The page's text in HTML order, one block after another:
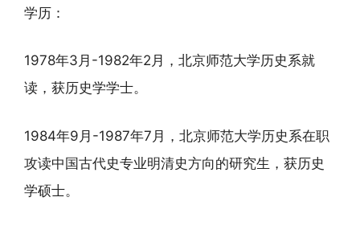
学历：
1978年3月-1982年2月，北京师范大学历史系就
读，获历史学学士。
1984年9月-1987年7月，北京师范大学历史系在职
攻读中国古代史专业明清史方向的研究生，获历史
学硕士。